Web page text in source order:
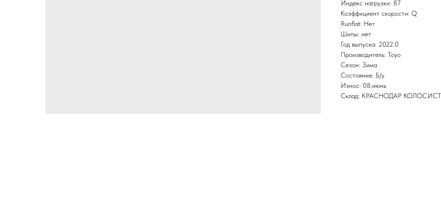
Индекс нагрузки: 87
Коэффициент скорости: Q
Runflat: Нет
Шипы: нет
Год выпуска: 2022.0
Производитель: Toyo
Сезон: Зима
Состояние: Б/у
Износ: 08.июнь
Склад: КРАСНОДАР